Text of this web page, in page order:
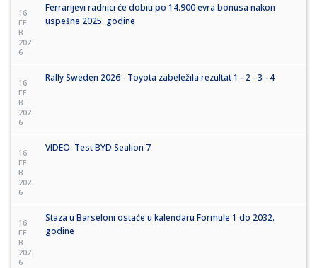
16
FE
B
202
6
Ferrarijevi radnici će dobiti po 14.900 evra bonusa nakon
uspešne 2025. godine
16
FE
B
202
6
Rally Sweden 2026 - Toyota zabeležila rezultat 1 - 2 - 3 - 4
16
FE
B
202
6
VIDEO: Test BYD Sealion 7
16
FE
B
202
6
Staza u Barseloni ostaće u kalendaru Formule 1 do 2032.
godine